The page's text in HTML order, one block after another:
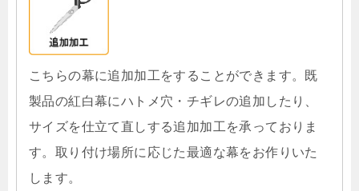
こちらの幕に追加加工をすることができます。既
製品の紅白幕にハトメ穴・チギレの追加したり、
サイズを仕立て直しする追加加工を承っておりま
す。取り付け場所に応じた最適な幕をお作りいた
します。